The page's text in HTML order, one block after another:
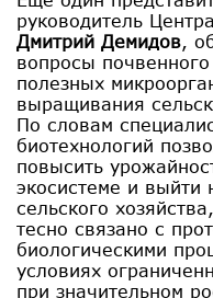
руководитель
Дмитрий Демидов,
вопросы
полезных
выращивания
По словам
биотехнологий
повысить
экосистеме и выйти
сельского
тесно связано с
биологическими
условиях
при значительном